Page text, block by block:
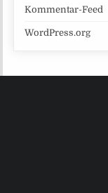
Kommentar-Feed
WordPress.org